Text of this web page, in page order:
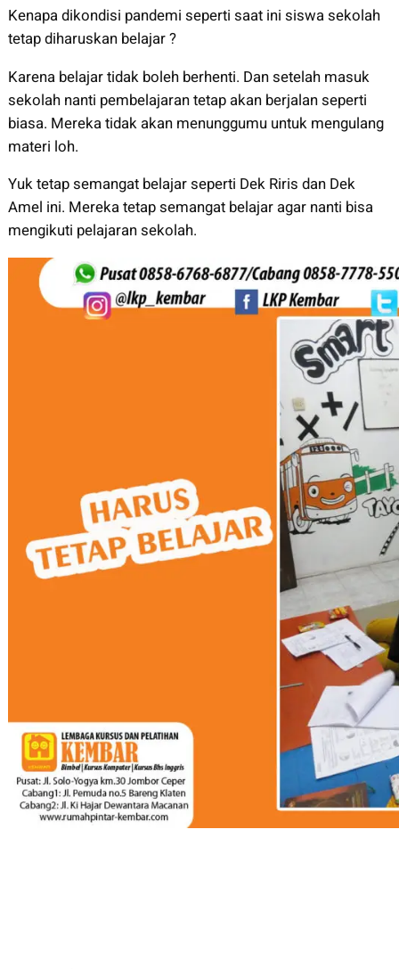
Kenapa dikondisi pandemi seperti saat ini siswa sekolah
tetap diharuskan belajar ?
Karena belajar tidak boleh berhenti. Dan setelah masuk
sekolah nanti pembelajaran tetap akan berjalan seperti
biasa. Mereka tidak akan menunggumu untuk mengulang
materi loh.
Yuk tetap semangat belajar seperti Dek Riris dan Dek
Amel ini. Mereka tetap semangat belajar agar nanti bisa
mengikuti pelajaran sekolah.